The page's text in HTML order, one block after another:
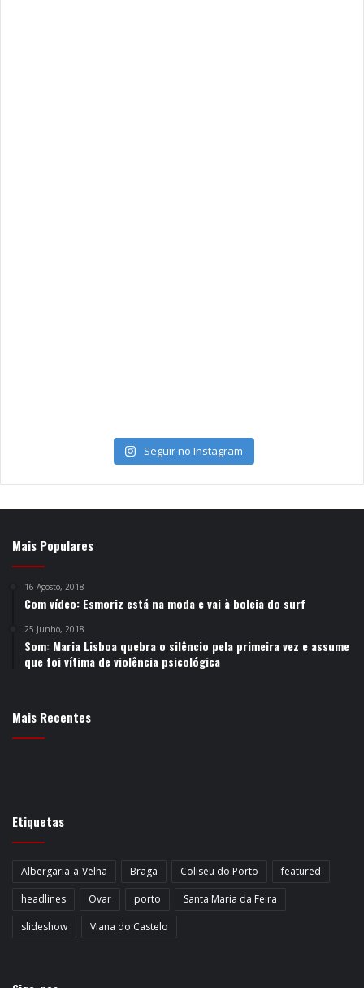
Seguir no Instagram
Mais Populares
16 Agosto, 2018
Com vídeo: Esmoriz está na moda e vai à boleia do surf
25 Junho, 2018
Som: Maria Lisboa quebra o silêncio pela primeira vez e assume
que foi vítima de violência psicológica
Mais Recentes
Etiquetas
Albergaria-a-Velha Braga Coliseu do Porto
featured
headlines
Ovar porto
Santa Maria da Feira
slideshow
Viana do Castelo